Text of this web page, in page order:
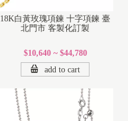
18K白黃玫瑰項鍊 十字項鍊 臺
北門市 客製化訂製
$10,640 ~ $44,780
add to cart